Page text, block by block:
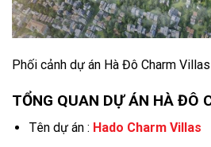
Phối cảnh dự án Hà Đô Charm Villas
TỔNG QUAN DỰ ÁN HÀ ĐÔ
Tên dự án : Hado Charm Villas